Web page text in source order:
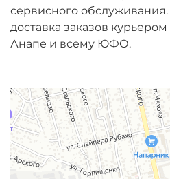
сервисного
доставка заказов
Анапе и всему ЮФО.